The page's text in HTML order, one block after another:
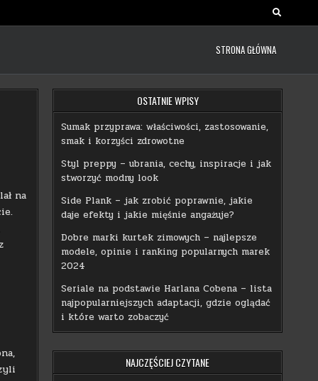
STRONA GŁÓWNA
na
OSTATNIE WPISY
Sumak przyprawa: właściwości, zastosowanie,
smak i korzyści zdrowotne
Styl preppy – ubrania, cechy, inspiracje i jak
stworzyć modny look
Side Plank – jak zrobić poprawnie, jakie
daje efekty i jakie mięśnie angażuje?
Dobre marki kurtek zimowych – najlepsze
modele, opinie i ranking popularnych marek
2024
Seriale na podstawie Harlana Cobena – lista
najpopularniejszych adaptacji, gdzie oglądać
i które warto zobaczyć
NAJCZĘŚCIEJ CZYTANE